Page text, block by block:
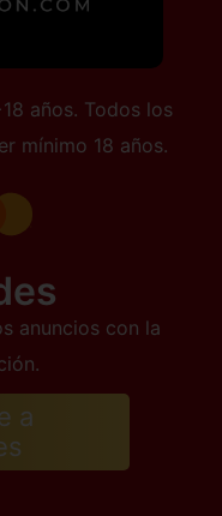
años. Todos los
mínimo 18 años.
anuncios con la
a